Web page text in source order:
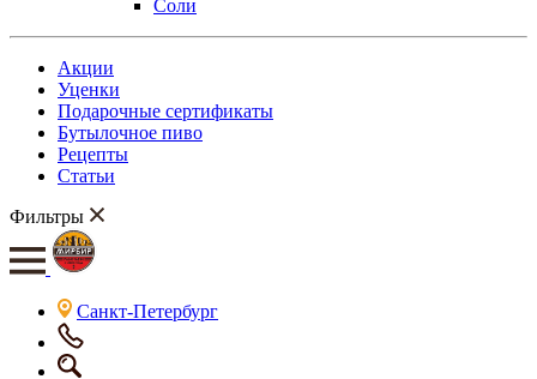
Соли
Акции
Уценки
Подарочные сертификаты
Бутылочное пиво
Рецепты
Статьи
Фильтры
Санкт-Петербург